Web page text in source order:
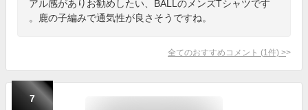
アル感がありお勧めしたい、BALLのメンズTシャツです
。鹿の子編みで通気性が良さそうですね。
全てのおすすめコメント (1 件) >
7